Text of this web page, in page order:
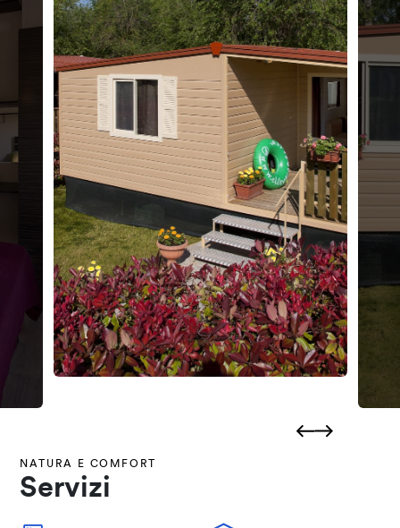
NATURA E COMFORT
Servizi